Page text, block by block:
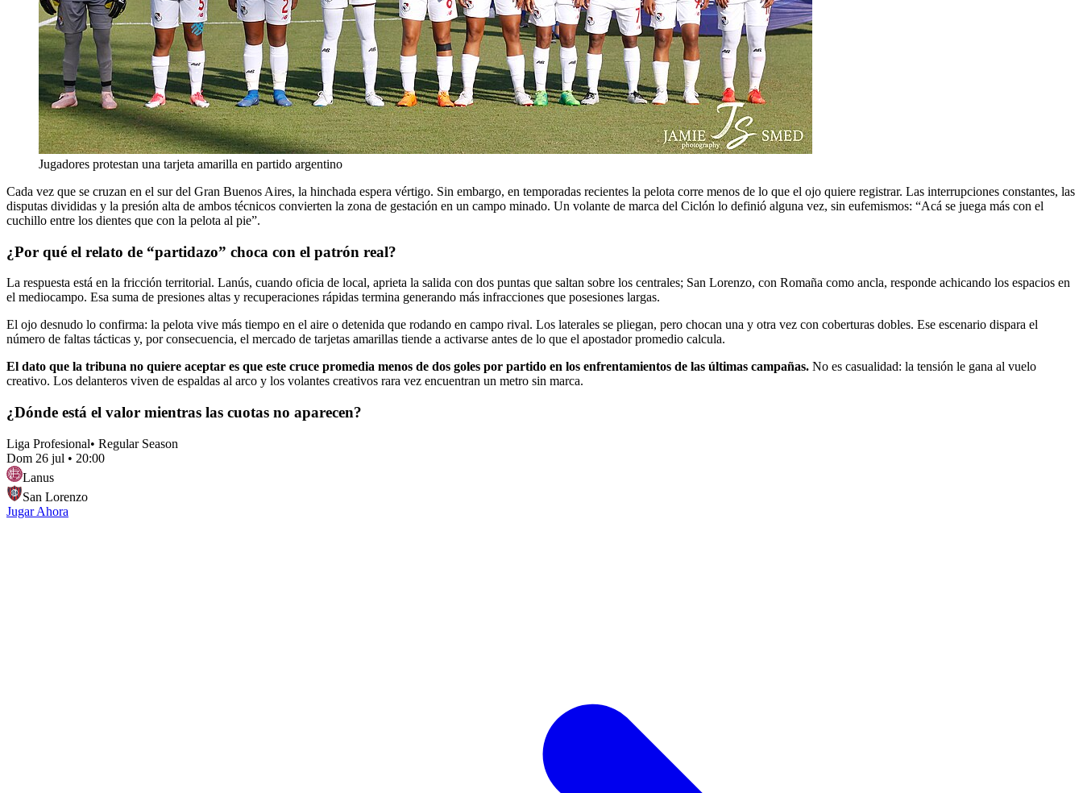
Jugadores protestan una tarjeta amarilla en partido argentino
Cada vez que se cruzan en el sur del Gran Buenos Aires, la hinchada espera vértigo. Sin embargo, en temporadas recientes la pelota corre menos de lo que el ojo quiere registrar. Las interrupciones constantes, las
disputas divididas y la presión alta de ambos técnicos convierten la zona de gestación en un campo minado. Un volante de marca del Ciclón lo definió alguna vez, sin eufemismos: “Acá se juega más con el
cuchillo entre los dientes que con la pelota al pie”.
¿Por qué el relato de “partidazo” choca con el patrón real?
La respuesta está en la fricción territorial. Lanús, cuando oficia de local, aprieta la salida con dos puntas que saltan sobre los centrales; San Lorenzo, con Romaña como ancla, responde achicando los espacios en
el mediocampo. Esa suma de presiones altas y recuperaciones rápidas termina generando más infracciones que posesiones largas.
El ojo desnudo lo confirma: la pelota vive más tiempo en el aire o detenida que rodando en campo rival. Los laterales se pliegan, pero chocan una y otra vez con coberturas dobles. Ese escenario dispara el
número de faltas tácticas y, por consecuencia, el mercado de tarjetas amarillas tiende a activarse antes de lo que el apostador promedio calcula.
El dato que la tribuna no quiere aceptar es que este cruce promedia menos de dos goles por partido en los enfrentamientos de las últimas campañas. No es casualidad: la tensión le gana al vuelo
creativo. Los delanteros viven de espaldas al arco y los volantes creativos rara vez encuentran un metro sin marca.
¿Dónde está el valor mientras las cuotas no aparecen?
Liga Profesional• Regular Season
Dom 26 jul • 20:00
Lanus
San Lorenzo
Jugar Ahora